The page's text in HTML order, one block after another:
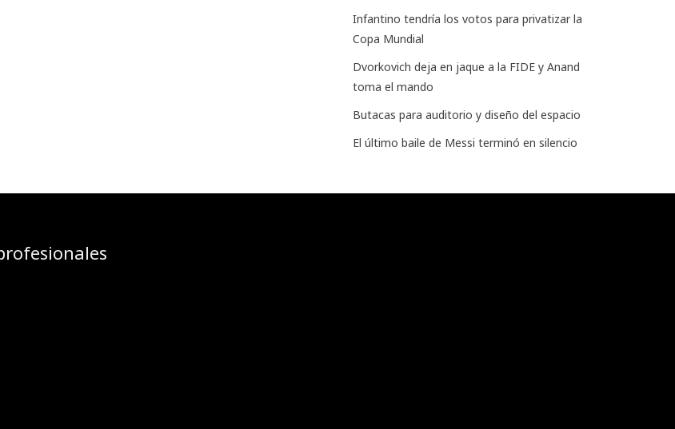
Infantino tendría los votos para privatizar la
Copa Mundial
Dvorkovich deja en jaque a la FIDE y Anand
toma el mando
Butacas para auditorio y diseño del espacio
El último baile de Messi terminó en silencio